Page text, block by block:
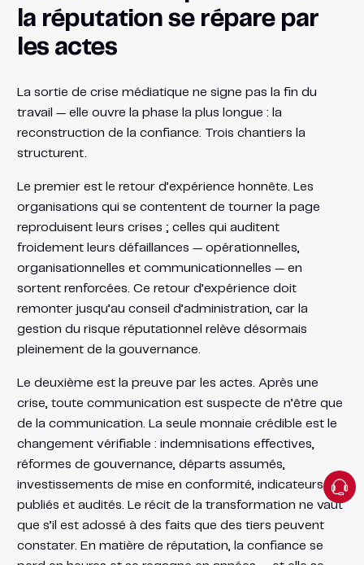
la réputation se répare par
les actes
La sortie de crise médiatique ne signe pas la fin du
travail — elle ouvre la phase la plus longue : la
reconstruction de la confiance. Trois chantiers la
structurent.
Le premier est le retour d’expérience honnête. Les
organisations qui se contentent de tourner la page
reproduisent leurs crises ; celles qui auditent
froidement leurs défaillances — opérationnelles,
organisationnelles et communicationnelles — en
sortent renforcées. Ce retour d’expérience doit
remonter jusqu’au conseil d’administration, car la
gestion du risque réputationnel relève désormais
pleinement de la gouvernance.
Le deuxième est la preuve par les actes. Après une
crise, toute communication est suspecte de n’être que
de la communication. La seule monnaie crédible est le
changement vérifiable : indemnisations effectives,
réformes de gouvernance, départs assumés,
investissements de mise en conformité, indicateurs
publiés et audités. Le récit de la transformation ne vaut
que s’il est adossé à des faits que des tiers peuvent
constater. En matière de réputation, la confiance se